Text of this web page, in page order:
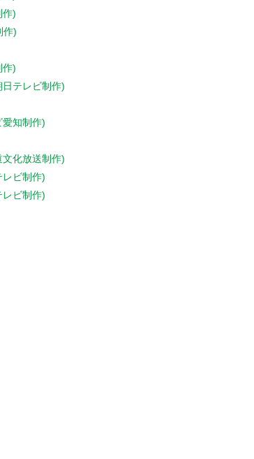
作)
作)
作)
テレビ制作)
愛知制作)
化放送制作)
レビ制作)
レビ制作)